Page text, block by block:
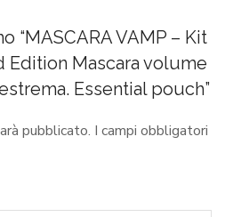
“MASCARA VAMP – Kit
Edition Mascara volume
Essential pouch”
pubblicato. I campi obbligatori